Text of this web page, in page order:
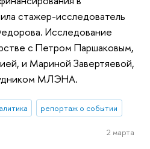
стажер-исследователь
Исследование
с Петром Паршаковым,
и Мариной Завертяевой,
МЛЭНА.
репортаж о событии
2 марта